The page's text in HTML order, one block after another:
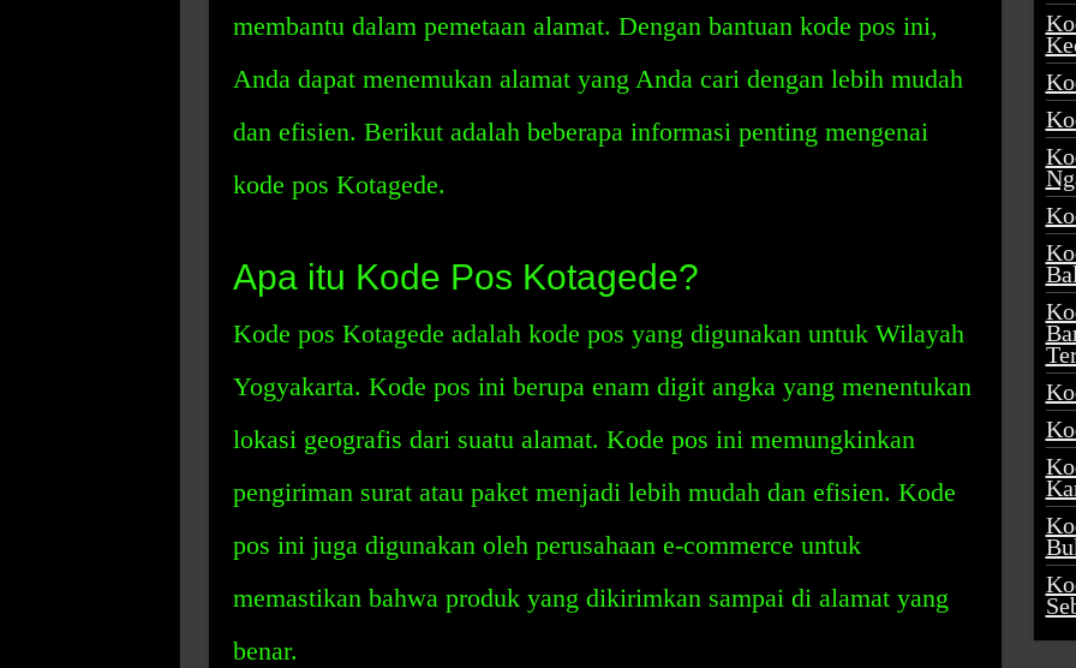
membantu dalam pemetaan alamat. Dengan bantuan kode pos ini,
Anda dapat menemukan alamat yang Anda cari dengan lebih mudah
dan efisien. Berikut adalah beberapa informasi penting mengenai
kode pos Kotagede.
Apa itu Kode Pos Kotagede?
Kode pos Kotagede adalah kode pos yang digunakan untuk Wilayah
Yogyakarta. Kode pos ini berupa enam digit angka yang menentukan
lokasi geografis dari suatu alamat. Kode pos ini memungkinkan
pengiriman surat atau paket menjadi lebih mudah dan efisien. Kode
pos ini juga digunakan oleh perusahaan e-commerce untuk
memastikan bahwa produk yang dikirimkan sampai di alamat yang
benar.